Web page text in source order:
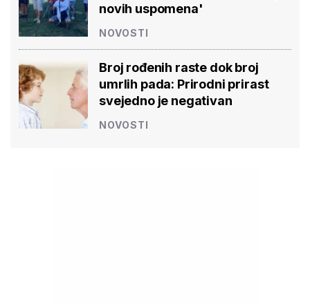
novih uspomena'
NOVOSTI
Broj rođenih raste dok broj
umrlih pada: Prirodni prirast
svejedno je negativan
NOVOSTI